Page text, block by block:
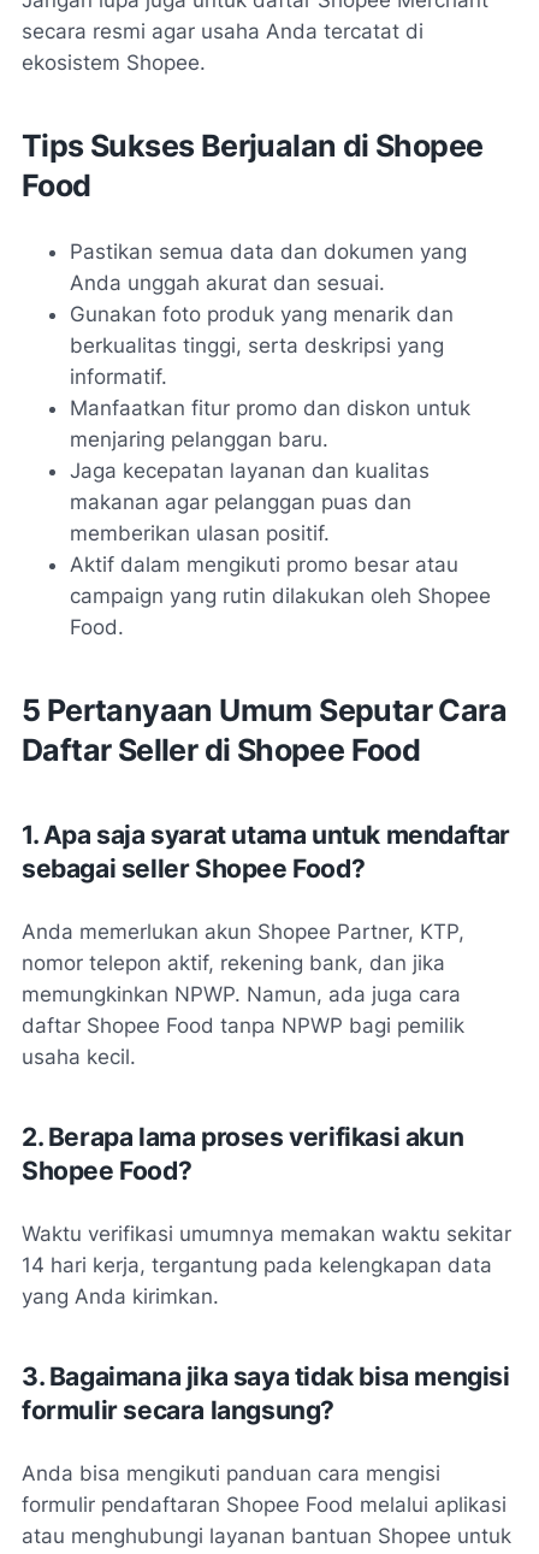
secara resmi agar usaha Anda tercatat di
ekosistem Shopee.
Tips Sukses Berjualan di Shopee
Food
Pastikan semua data dan dokumen yang
Anda unggah akurat dan sesuai.
Gunakan foto produk yang menarik dan
berkualitas tinggi, serta deskripsi yang
informatif.
Manfaatkan fitur promo dan diskon untuk
menjaring pelanggan baru.
Jaga kecepatan layanan dan kualitas
makanan agar pelanggan puas dan
memberikan ulasan positif.
Aktif dalam mengikuti promo besar atau
campaign yang rutin dilakukan oleh Shopee
Food.
5 Pertanyaan Umum Seputar Cara
Daftar Seller di Shopee Food
1. Apa saja syarat utama untuk mendaftar
sebagai seller Shopee Food?
Anda memerlukan akun Shopee Partner, KTP,
nomor telepon aktif, rekening bank, dan jika
memungkinkan NPWP. Namun, ada juga cara
daftar Shopee Food tanpa NPWP bagi pemilik
usaha kecil.
2. Berapa lama proses verifikasi akun
Shopee Food?
Waktu verifikasi umumnya memakan waktu sekitar
14 hari kerja, tergantung pada kelengkapan data
yang Anda kirimkan.
3. Bagaimana jika saya tidak bisa mengisi
formulir secara langsung?
Anda bisa mengikuti panduan cara mengisi
formulir pendaftaran Shopee Food melalui aplikasi
atau menghubungi layanan bantuan Shopee untuk